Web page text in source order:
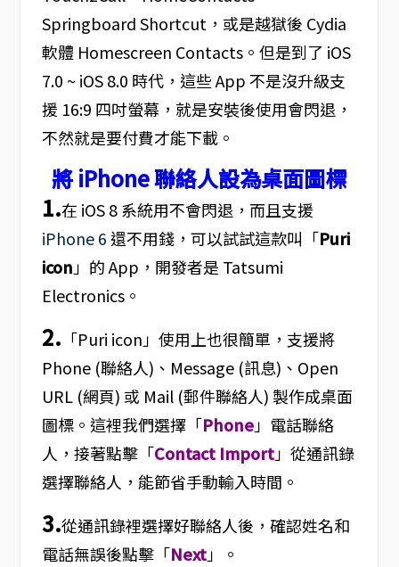
Springboard Shortcut，或是越獄後 Cydia
軟體 Homescreen Contacts。但是到了 iOS
7.0 ~ iOS 8.0 時代，這些 App 不是沒升級支
援 16:9 四吋螢幕，就是安裝後使用會閃退，
不然就是要付費才能下載。
將 iPhone 聯絡人設為桌面圖標
1.在 iOS 8 系統用不會閃退，而且支援
iPhone 6 還不用錢，可以試試這款叫「Puri
icon」的 App，開發者是 Tatsumi
Electronics。
2. 「Puri icon」使用上也很簡單，支援將
Phone (聯絡人)、Message (訊息)、Open
URL (網頁) 或 Mail (郵件聯絡人) 製作成桌面
圖標。這裡我們選擇「Phone」電話聯絡
人，接著點擊「Contact Import」從通訊錄
選擇聯絡人，能節省手動輸入時間。
3.從通訊錄裡選擇好聯絡人後，確認姓名和
電話無誤後點擊「Next」。